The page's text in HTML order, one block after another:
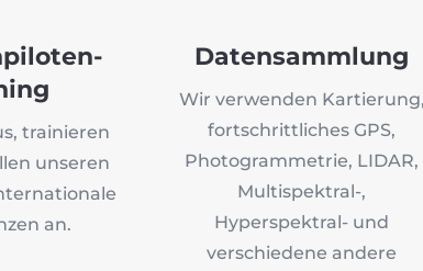
trainieren
unseren
an.
Datensammlung
Wir verwenden Kartierung,
fortschrittliches GPS,
Photogrammetrie, LIDAR,
Multispektral-,
Hyperspektral- und
verschiedene andere